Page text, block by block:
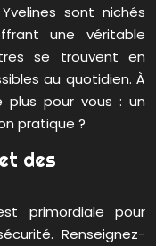
sont nichés
une véritable
se trouvent en
au quotidien. À
pour vous : un
pratique ?
des
primordiale pour
Renseignez-